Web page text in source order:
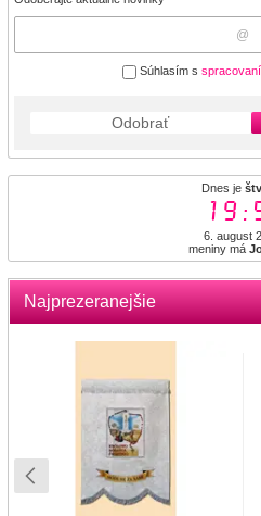
Súhlasím s
Odobrať
Dnes je
6. august
meniny má
Najprezeranejšie